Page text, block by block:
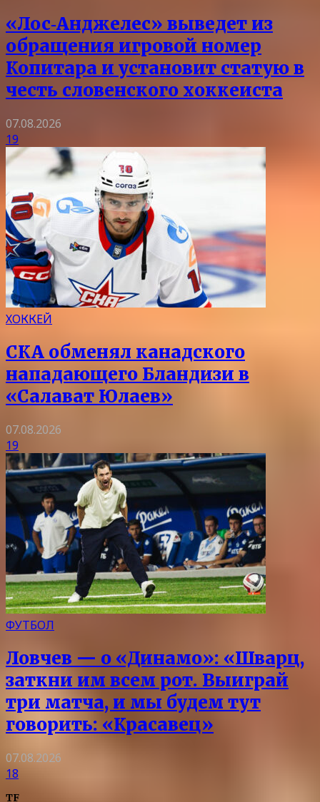
«Лос‑Анджелес» выведет из
обращения игровой номер
Копитара и установит статую в
честь словенского хоккеиста
07.08.2026
19
ХОККЕЙ
СКА обменял канадского
нападающего Бландизи в
«Салават Юлаев»
07.08.2026
19
ФУТБОЛ
Ловчев — о «Динамо»: «Шварц,
заткни им всем рот. Выиграй
три матча, и мы будем тут
говорить: «Красавец»
07.08.2026
18
TF